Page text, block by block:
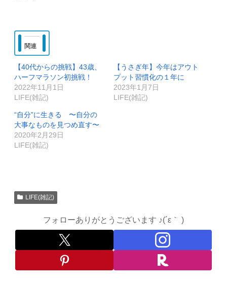
関連
【40代からの挑戦】43歳、
ハーフマラソン初挑戦！
2022年11月1日
LIFE(雑記)
【うさぎ年】今年はアウト
プット習慣化の１年に
2023年1月7日
LIFE(雑記)
“自分”に生きる 〜自分の
大事なものを見つめ直す〜
2020年2月29日
LIFE(雑記)
LIFE(雑記)
フォローありがとうございます ♪(´ε｀ )